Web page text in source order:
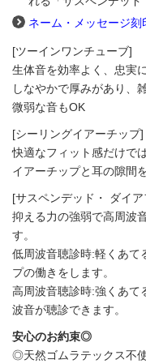
ネーム・メッセージ刻
[ツーインワンチューブ]
生体音を効率よく、忠実
しなやかで厚みがあり、
微弱な音もOK
[シーリングイアーチップ]
快適なフィット感だけで
イアーチップと耳の隙間
[サスペンデッド・ ダイア
抑える力の強弱で高周波
す。
低周波音聴診時:軽くあて
プの働きをします。
高周波音聴診時:強くあて
波音が聴診できます。
安心のお約束◎
◎天然ゴムラテックス不